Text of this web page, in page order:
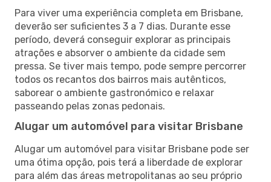
Para viver uma experiência completa em Brisbane,
deverão ser suficientes 3 a 7 dias. Durante esse
período, deverá conseguir explorar as principais
atrações e absorver o ambiente da cidade sem
pressa. Se tiver mais tempo, pode sempre percorrer
todos os recantos dos bairros mais autênticos,
saborear o ambiente gastronómico e relaxar
passeando pelas zonas pedonais.
Alugar um automóvel para visitar Brisbane
Alugar um automóvel para visitar Brisbane pode ser
uma ótima opção, pois terá a liberdade de explorar
para além das áreas metropolitanas ao seu próprio